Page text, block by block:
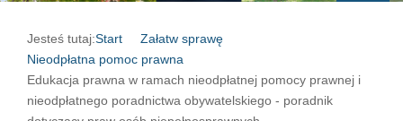
Jesteś tutaj:Start
Załatw sprawę
Nieodpłatna pomoc prawna
Edukacja prawna w ramach nieodpłatnej pomocy prawnej i
nieodpłatnego poradnictwa obywatelskiego - poradnik